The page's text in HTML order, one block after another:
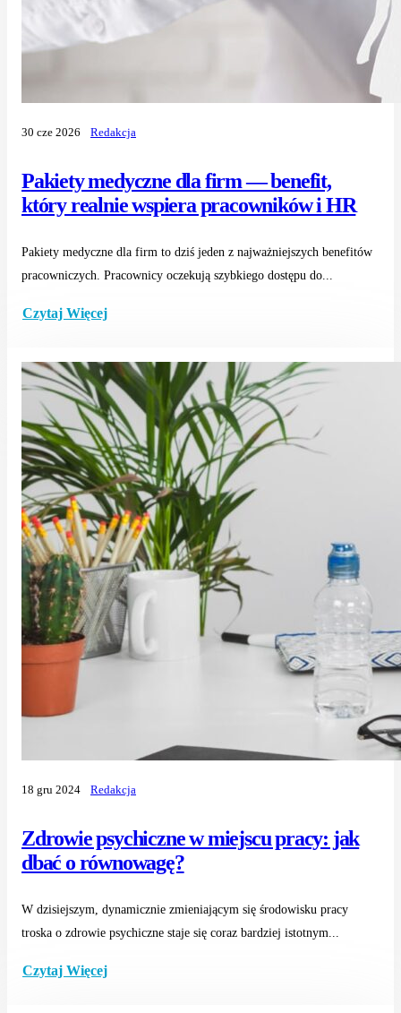
Pakiety medyczne dla firm — benefit,
który realnie wspiera pracowników i HR
30 cze 2026 Redakcja
Pakiety medyczne dla firm to dziś jeden z najważniejszych benefitów
pracowniczych. Pracownicy oczekują szybkiego dostępu do...
Czytaj Więcej
Zdrowie psychiczne w miejscu pracy: jak
dbać o równowagę?
18 gru 2024 Redakcja
W dzisiejszym, dynamicznie zmieniającym się środowisku pracy
troska o zdrowie psychiczne staje się coraz bardziej istotnym...
Czytaj Więcej